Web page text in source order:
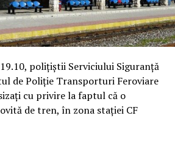
polițiștii Serviciului Siguranță
de Poliție Transporturi Feroviare
cu privire la faptul că o
de tren, în zona stației CF